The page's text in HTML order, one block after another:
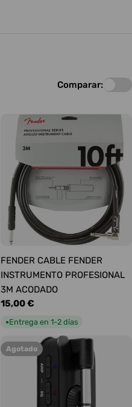
Comparar:
FENDER CABLE FENDER
INSTRUMENTO PROFESIONAL
3M ACODADO
Precio
habitual
15,00 €
●Entrega en 1-2 días
Agotado